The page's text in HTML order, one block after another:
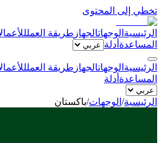
تخطي إلى المحتوى
الرئيسية الوجهاتالجهاز طريقة العمل
المساعدة أدلة
الرئيسية الوجهاتالجهاز طريقة العمل
المساعدة أدلة
الرئيسية/ الوجهات/باكستان